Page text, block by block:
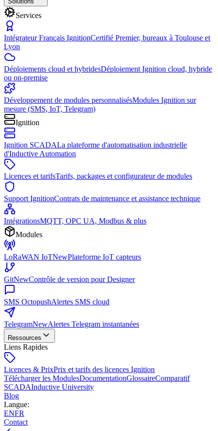
Services
Intégrateur Français IgnitionCertifié Premier, bureaux à Toulouse et
Lyon
Déploiements cloud et hybridesDéploiement Ignition cloud, hybride
ou on-premise
Développement de modules personnalisésModules Ignition sur
mesure (SMS, IoT, Telegram)
Ignition
Ignition SCADALa plateforme d'automatisation industrielle
d'Inductive Automation
Licences et tarifsTarifs, packages et configurateur de modules
Support IgnitionContrats de maintenance et assistance technique
IntégrationsMQTT, OPC UA, Modbus & plus
Modules
LoRaWAN IoTNewPlateforme IoT capteurs
GitNewContrôle de version pour Designer
SMS OctopushAlertes SMS cloud
TelegramNewAlertes Telegram instantanées
Ressources
Liens Rapides
Licences & PrixPrix et tarifs des licences Ignition
Télécharger les ModulesDocumentationGlossaireComparatif
SCADAInductive University
Blog
Langue:
ENFR
Contact